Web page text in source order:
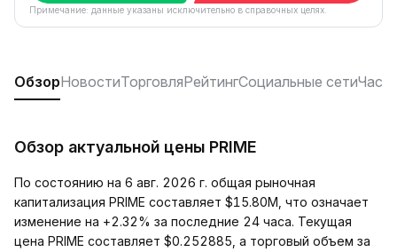
Примечание: данные указаны исключительно в справочных целях.
ОбзорНовостиТорговляРейтингСоциальные сети
Обзор актуальной цены PRIME
По состоянию на 6 авг. 2026 г. общая рыночная
капитализация PRIME составляет $15.80M, что означает
изменение на +2.32% за последние 24 часа. Текущая
цена PRIME составляет $0.252885, а торговый объем за